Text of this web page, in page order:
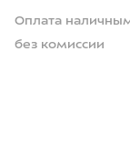
Оплата
без комиссии